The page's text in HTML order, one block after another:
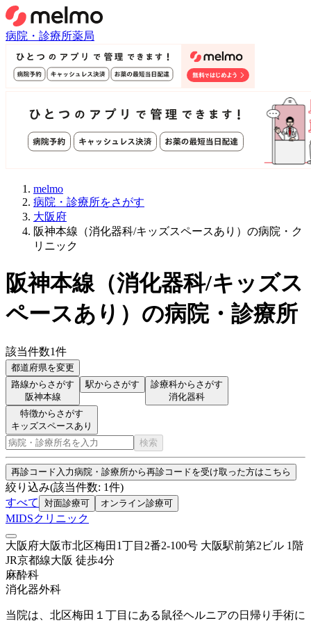
病院・診療所薬局
melmo
病院・診療所をさがす
大阪府
阪神本線（消化器科/キッズスペースあり）の病院・ク
リニック
阪神本線（消化器科/キッズス
ペースあり ） の病院・診療所
該当件数1件
都道府県を変更
路線からさがす
阪神本線
駅からさがす
診療科からさがす
消化器科
特徴からさがす
キッズスペースあり
検索
再診コード入力病院・診療所から再診コードを受け取った方はこちら
絞り込み(該当件数: 1件)
すべて
対面診療可 オンライン診療可
MIDSクリニック
大阪府大阪市北区梅田1丁目2番2-100号 大阪駅前第2ビル 1階
JR京都線大阪 徒歩4分
麻酔科
消化器外科
当院は、北区梅田１丁目にある鼠径ヘルニアの日帰り手術に